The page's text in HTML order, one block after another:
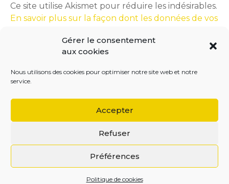
Gérer le consentement
aux cookies
Nous utilisons des cookies pour optimiser notre site web et notre
service.
Accepter
Refuser
Préférences
Politique de cookies
Ce site utilise Akismet pour réduire les indésirables.
En savoir plus sur la façon dont les données de vos
BEGOODINWEB | 2021 ©